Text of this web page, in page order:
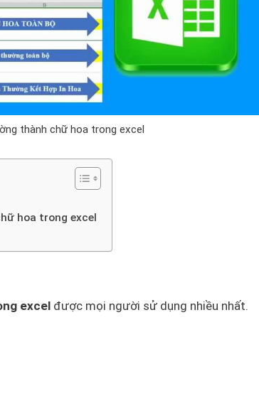
thành chữ hoa trong excel
hoa trong excel
excel được mọi người sử dụng nhiều nhất.